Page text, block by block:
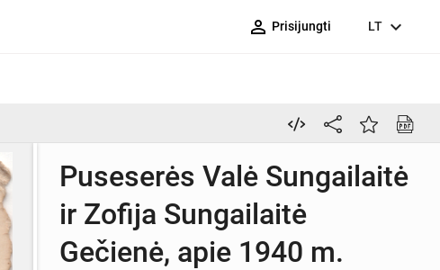
person_outline Prisijungti LT expand_more
Puseserės Valė Sungailaitė
ir Zofija Sungailaitė
Gečienė, apie 1940 m.